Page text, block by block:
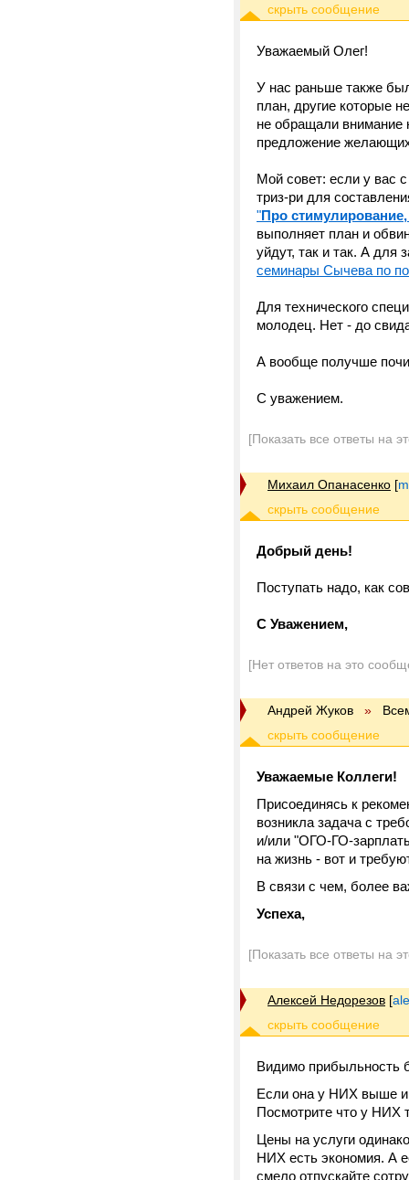
Уважаемый Олег!
У нас раньше также
план, другие которые
не обращали внимание
предложение
Мой совет: если у вас
триз-ри для
"Про
выполняет план и
уйдут, так и так. А для
семинары Сычева по
Для технического
молодец. Нет - до
А вообще получше
С уважением.
[Показать все ответы на
Михаил Опанасенко [
Добрый день!
Поступать надо, как
С Уважением,
[Нет ответов на это
Андрей Жуков »
Уважаемые Коллеги!
Присоединясь к
возникла задача с
и/или "ОГО-ГО-
на жизнь - вот и
В связи с чем, более
Успеха,
[Показать все ответы на
Алексей Недорезов [
Видимо прибыльность
Если она у НИХ выше и
Посмотрите что у НИХ
Цены на услуги
НИХ есть экономия. А
смело отпускайте